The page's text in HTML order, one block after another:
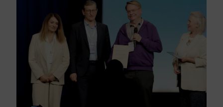
Toisen
vuosineljänneksen
kohokohdat